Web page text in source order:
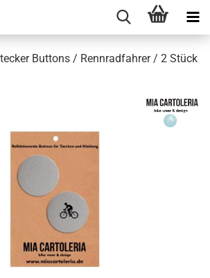
Buttons / Rennradfahrer / 2 Stück